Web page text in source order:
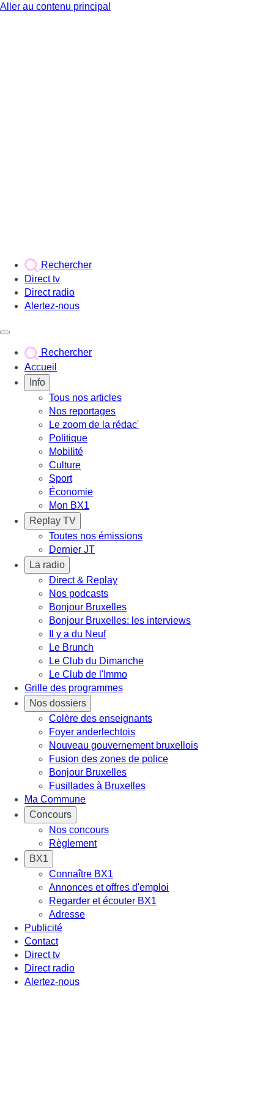
Aller au contenu principal
Rechercher
Direct tv
Direct radio
Alertez-nous
Rechercher
Accueil
Info
Tous nos articles
Nos reportages
Le zoom de la rédac'
Politique
Mobilité
Culture
Sport
Économie
Mon BX1
Replay TV
Toutes nos émissions
Dernier JT
La radio
Direct & Replay
Nos podcasts
Bonjour Bruxelles
Bonjour Bruxelles: les interviews
Il y a du Neuf
Le Brunch
Le Club du Dimanche
Le Club de l'Immo
Grille des programmes
Nos dossiers
Colère des enseignants
Foyer anderlechtois
Nouveau gouvernement bruxellois
Fusion des zones de police
Bonjour Bruxelles
Fusillades à Bruxelles
Ma Commune
Concours
Nos concours
Règlement
BX1
Connaître BX1
Annonces et offres d'emploi
Regarder et écouter BX1
Adresse
Publicité
Contact
Direct tv
Direct radio
Alertez-nous